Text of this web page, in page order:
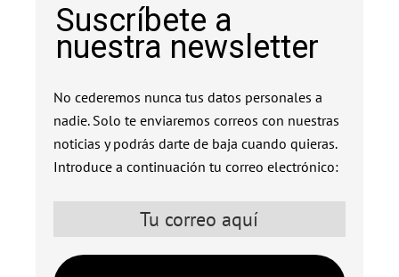
Suscríbete a
nuestra newsletter
No cederemos nunca tus datos personales a
nadie. Solo te enviaremos correos con nuestras
noticias y podrás darte de baja cuando quieras.
Introduce a continuación tu correo electrónico: